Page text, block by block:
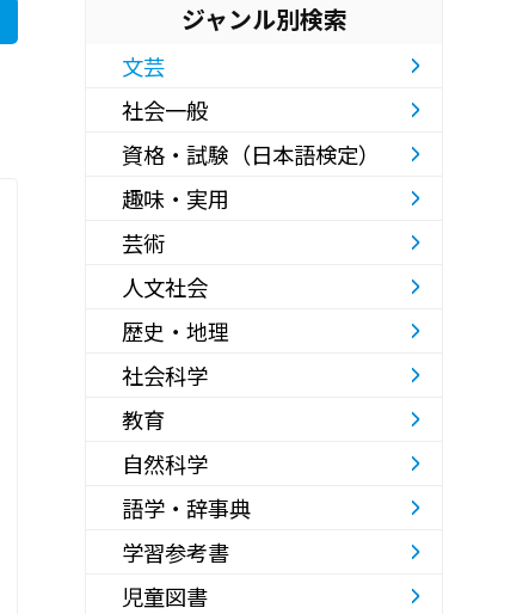
ジャンル別検索
文芸
社会一般
資格・試験（日本語検定）
趣味・実用
芸術
人文社会
歴史・地理
社会科学
教育
自然科学
語学・辞事典
学習参考書
児童図書